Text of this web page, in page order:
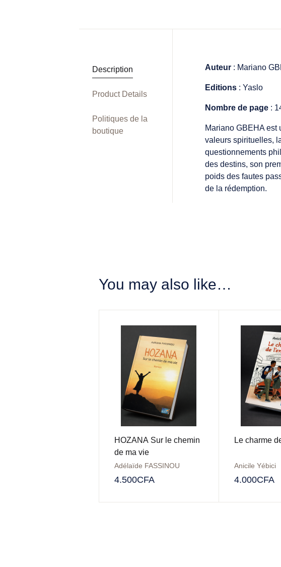
Description
Product Details
Politiques de la
boutique
Auteur : Mariano
Editions : Yaslo
Nombre de page :
Mariano GBEHA
valeurs spirituelles,
questionnements
des destins, son
poids des fautes
de la rédemption.
You may also like…
HOZANA Sur le chemin
de ma vie
Adélaïde FASSINOU
4.500CFA
Le charme
Anicile Yébici
4.000CFA